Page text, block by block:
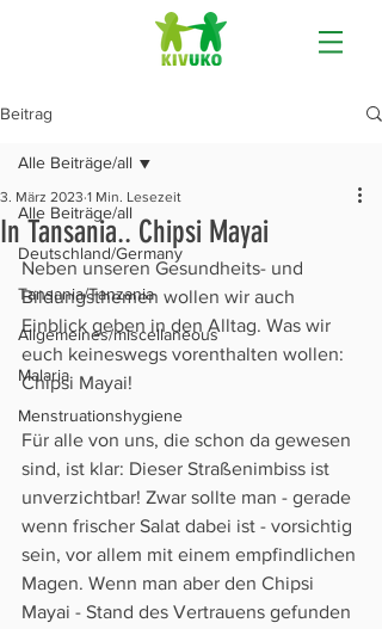
Beitrag
Alle Beiträge/all
Deutschland/Germany
Tansania/Tanzania
Allgemeines/miscellaneous
Malaria
Menstruationshygiene
Alle Beiträge/all
In Tansania.. Chipsi Mayai
3. März 2023 1 Min. Lesezeit
Neben unseren Gesundheits- und
Bildungsthemen wollen wir auch
Einblick geben in den Alltag. Was wir
euch keineswegs vorenthalten wollen:
Chipsi Mayai!
Für alle von uns, die schon da gewesen
sind, ist klar: Dieser Straßenimbiss ist
unverzichtbar! Zwar sollte man - gerade
wenn frischer Salat dabei ist - vorsichtig
sein, vor allem mit einem empfindlichen
Magen. Wenn man aber den Chipsi
Mayai - Stand des Vertrauens gefunden